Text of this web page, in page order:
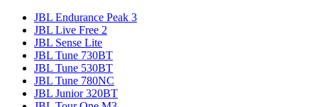
JBL Endurance Peak 3
JBL Live Free 2
JBL Sense Lite
JBL Tune 730BT
JBL Tune 530BT
JBL Tune 780NC
JBL Junior 320BT